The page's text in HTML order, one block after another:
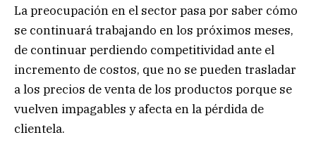
La preocupación en el sector pasa por saber cómo
se continuará trabajando en los próximos meses,
de continuar perdiendo competitividad ante el
incremento de costos, que no se pueden trasladar
a los precios de venta de los productos porque se
vuelven impagables y afecta en la pérdida de
clientela.